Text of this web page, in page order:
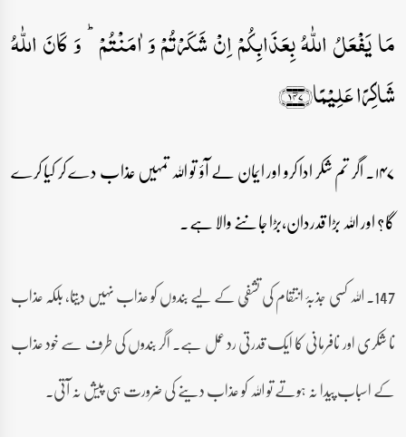
مَا یَفۡعَلُ اللّٰہُ بِعَذَابِکُمۡ اِنۡ شَکَرۡتُمۡ وَ اٰمَنۡتُمۡ ؕ وَ کَانَ اللّٰہُ
شَاکِرًا عَلِیۡمًا﴿۱۴۷﴾
۱۴۷۔ اگر تم شکر ادا کرو اور ایمان لے آؤ تو اللہ تمہیں عذاب دے کر کیا کرے
گا؟ اور اللہ بڑا قدردان،بڑا جاننے والا ہے۔
147۔ اللہ کسی جذبۂ انتقام کی تشفّی کے لیے بندوں کو عذاب نہیں دیتا، بلکہ عذاب
نا شکری اور نافرمانی کا ایک قدرتی رد عمل ہے۔ اگر بندوں کی طرف سے خود عذاب
کے اسباب پیدا نہ ہوتے تو اللہ کو عذاب دینے کی ضرورت ہی پیش نہ آتی۔